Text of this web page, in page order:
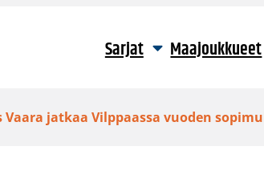
Sarjat Maajoukkueet
Vaara jatkaa Vilppaassa vuoden